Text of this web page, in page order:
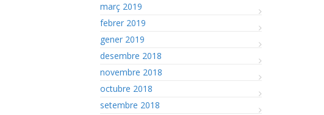
març 2019
febrer 2019
gener 2019
desembre 2018
novembre 2018
octubre 2018
setembre 2018